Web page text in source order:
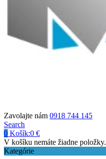
Zavolajte nám 0918 744 145
Search
0 Košík:0 €
V košíku nemáte žiadne položky.
Kategórie